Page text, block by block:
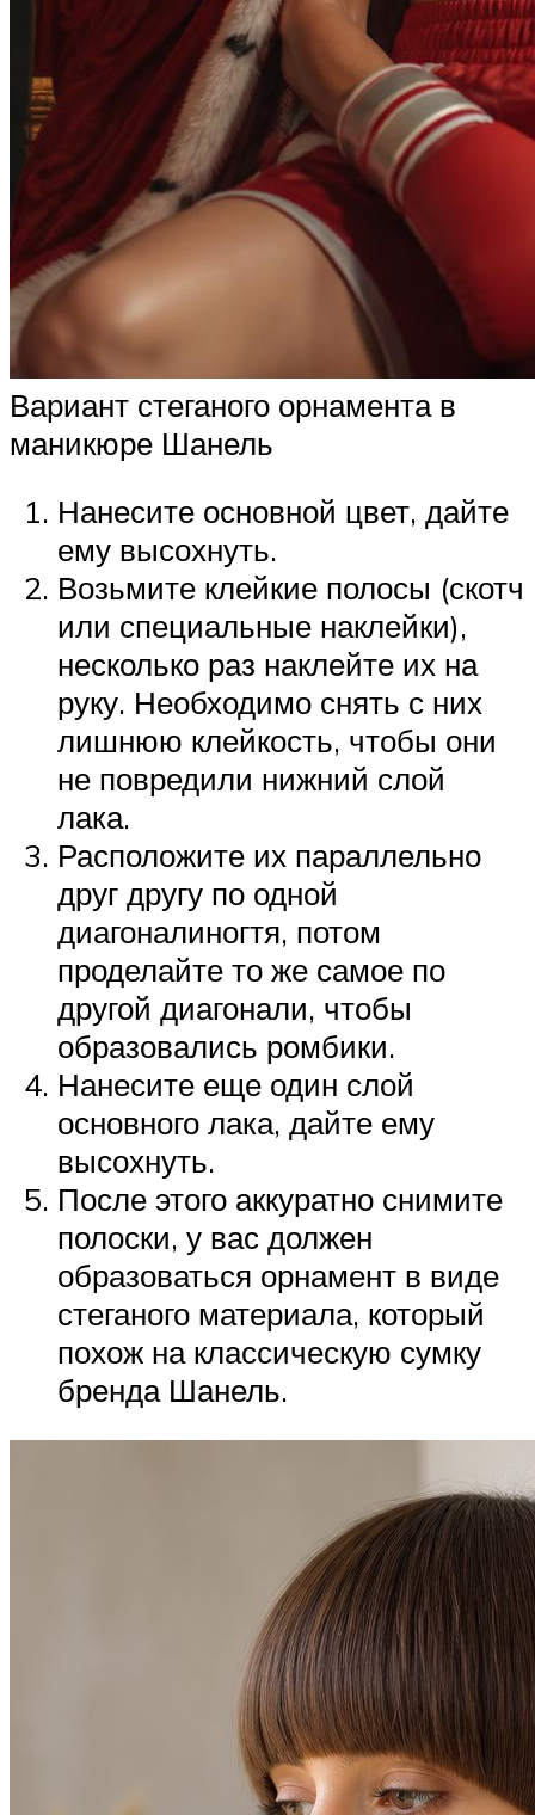
Вариант стеганого орнамента в
маникюре Шанель
Нанесите основной цвет, дайте
ему высохнуть.
Возьмите клейкие полосы (скотч
или специальные наклейки),
несколько раз наклейте их на
руку. Необходимо снять с них
лишнюю клейкость, чтобы они
не повредили нижний слой
лака.
Расположите их параллельно
друг другу по одной
диагоналиногтя, потом
проделайте то же самое по
другой диагонали, чтобы
образовались ромбики.
Нанесите еще один слой
основного лака, дайте ему
высохнуть.
После этого аккуратно снимите
полоски, у вас должен
образоваться орнамент в виде
стеганого материала, который
похож на классическую сумку
бренда Шанель.